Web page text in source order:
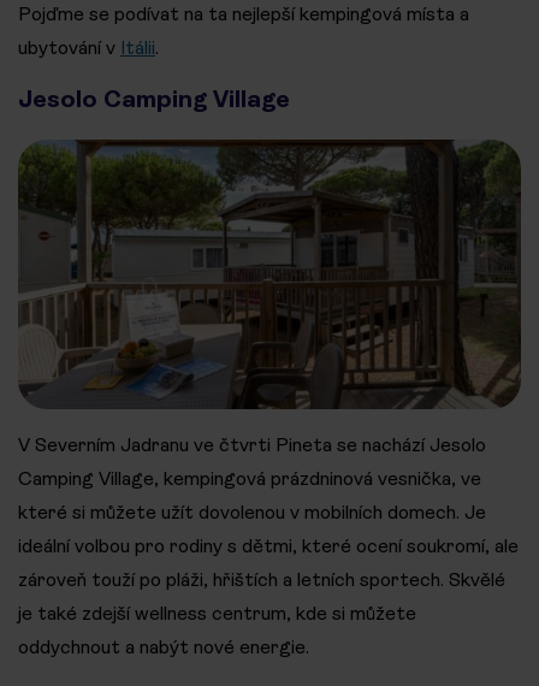
Pojďme se podívat na ta nejlepší kempingová místa a
ubytování v Itálii.
Jesolo Camping Village
V Severním Jadranu ve čtvrti Pineta se nachází Jesolo
Camping Village, kempingová prázdninová vesnička, ve
které si můžete užít dovolenou v mobilních domech. Je
ideální volbou pro rodiny s dětmi, které ocení soukromí, ale
zároveň touží po pláži, hřištích a letních sportech. Skvělé
je také zdejší wellness centrum, kde si můžete
oddychnout a nabýt nové energie.